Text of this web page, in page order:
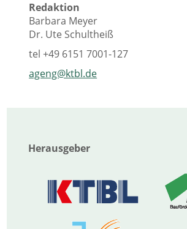
Redaktion
Barbara Meyer
Dr. Ute Schultheiß
tel+49 6151 7001-127
ageng@ktbl.de
Herausgeber